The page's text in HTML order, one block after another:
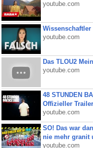
youtube.com
Wissenschaftler
youtube.com
Das TLOU2
youtube.com
48 STUNDEN
Offizieller Trailer
youtube.com
SO! Das war
nie mehr granit
youtube.com